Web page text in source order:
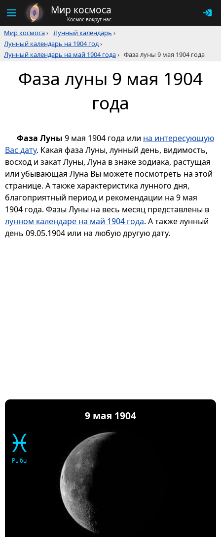
Мир космоса
Космос вокруг нас
Мир космоса› Лунный календарь ›
Лунный календарь на 1904 год›
Лунный календарь на май 1904 года› Фаза луны 9 мая 1904 года
Фаза луны 9 мая 1904
года
Фаза Луны 9 мая 1904 года или на интересующую
Вас дату. Какая фаза Луны, лунный день, видимость,
восход и закат Луны, Луна в знаке зодиака, растущая
или убывающая Луна Вы можете посмотреть на этой
странице. А также характеристика лунного дня,
благоприятный период и рекомендации на 9 мая
1904 года. Фазы Луны на весь месяц представлены в
лунном календаре на май 1904 года. А также лунный
день 09.05.1904 или на любую другую дату.
9 мая 1904
♓
Рыбы